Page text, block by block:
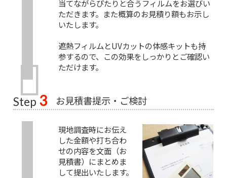
当てながらぴたりと合うフィルムをお選びい
ただきます。また概算のお見積り額もお示し
いたします。
遮熱フィルムとUVカットの体感キットも持
参するので、この効果をしっかりとご確認い
ただけます。
Step 3 お見積書提示・ご検討
現地調査時にお伝え
した金額や打ち合わ
せの内容を文面（お
見積書）にまとめま
して提出いたします。